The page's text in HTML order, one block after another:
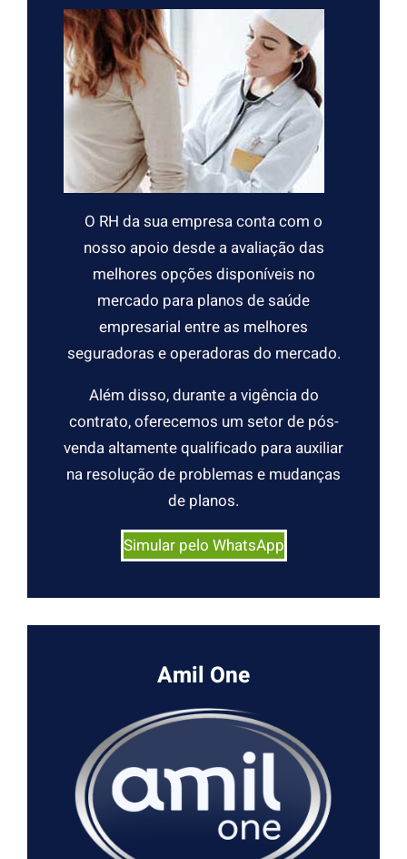
a
r
O RH da sua empresa conta com o
nosso apoio desde a avaliação das
melhores opções disponíveis no
mercado para planos de saúde
empresarial entre as melhores
seguradoras e operadoras do mercado.
Além disso, durante a vigência do
contrato, oferecemos um setor de pós-
venda altamente qualificado para auxiliar
na resolução de problemas e mudanças
de planos.
Simular pelo WhatsApp
Amil One